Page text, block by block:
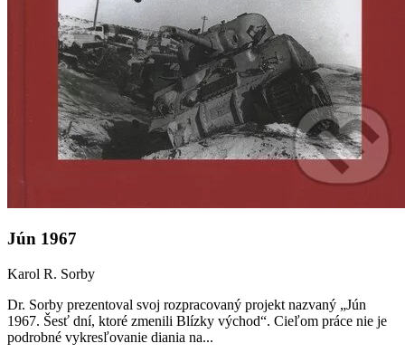
Jún 1967
Karol R. Sorby
Dr. Sorby prezentoval svoj rozpracovaný projekt nazvaný „Jún
1967. Šesť dní, ktoré zmenili Blízky východ“. Cieľom práce nie je
podrobné vykresľovanie diania na...